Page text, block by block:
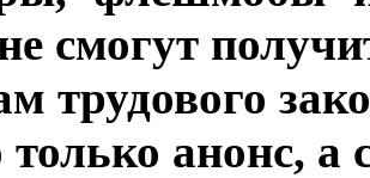
смогут
трудового
только анонс,